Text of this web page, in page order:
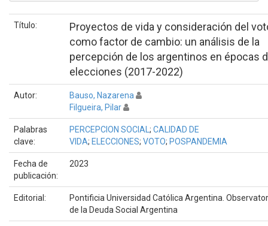
Título:
Proyectos de vida y consideración del
como factor de cambio: un análisis de la
percepción de los argentinos en épocas
elecciones (2017-2022)
Autor:
Bauso, Nazarena
Filgueira, Pilar
Palabras
clave:
PERCEPCION SOCIAL ; CALIDAD DE
VIDA; ELECCIONES; VOTO; POSPANDEMIA
Fecha de
publicación:
2023
Editorial:
Pontificia Universidad Católica Argentina.
de la Deuda Social Argentina